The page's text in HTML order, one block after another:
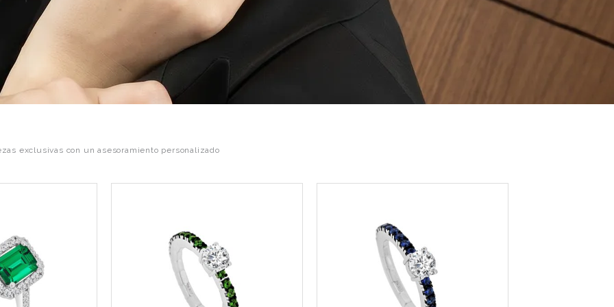
exclusivas con un asesoramiento personalizado